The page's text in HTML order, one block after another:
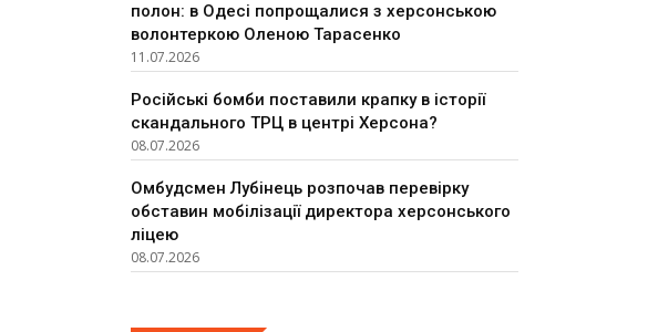
полон: в Одесі попрощалися з херсонською
волонтеркою Оленою Тарасенко
11.07.2026
Російські бомби поставили крапку в історії
скандального ТРЦ в центрі Херсона?
08.07.2026
Омбудсмен Лубінець розпочав перевірку
обставин мобілізації директора херсонського
ліцею
08.07.2026